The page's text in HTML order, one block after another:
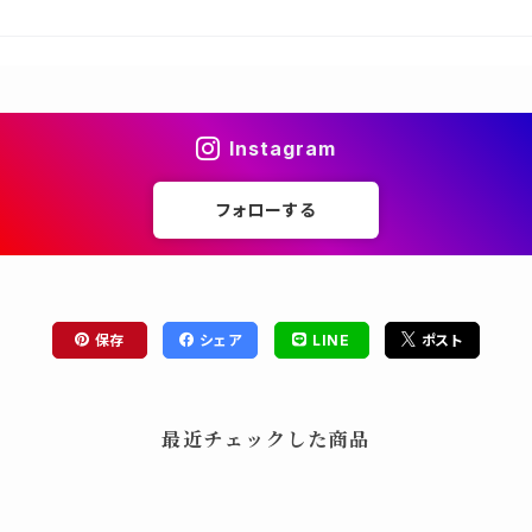
Instagram
フォローする
保存 シェア LINE ポスト
最近チェックした商品